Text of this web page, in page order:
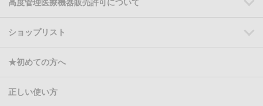
高度管理医療機器販売許可について
ショップリスト
★初めての方へ
正しい使い方